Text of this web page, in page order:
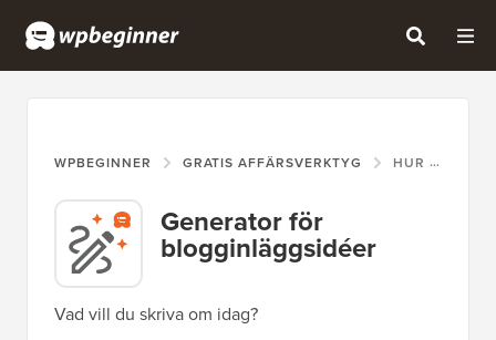
WPBEGINNER GRATIS AFFÄRSVERKTYG HUR MAN GENERERAR ETT ÅRS INNEHÅLLSIDÉER PÅ EN SEKUND
Generator för
blogginläggsidéer
Vad vill du skriva om idag?